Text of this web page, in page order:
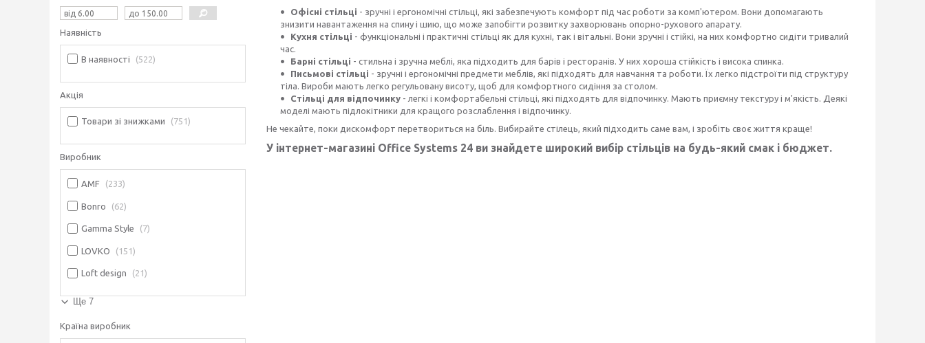
Офісні стільці - зручні і ергономічні стільці, які забезпечують комфорт під час роботи за комп'ютером. Вони допомагають
знизити навантаження на спину і шию, що може запобігти розвитку захворювань опорно-рухового апарату.
Кухня стільці - функціональні і практичні стільці як для кухні, так і вітальні. Вони зручні і стійкі, на них комфортно сидіти тривалий
час.
Барні стільці - стильна і зручна меблі, яка підходить для барів і ресторанів. У них хороша стійкість і висока спинка.
Письмові стільці - зручні і ергономічні предмети меблів, які підходять для навчання та роботи. Їх легко підстроїти під структуру
тіла. Вироби мають легко регульовану висоту, щоб для комфортного сидіння за столом.
Стільці для відпочинку - легкі і комфортабельні стільці, які підходять для відпочинку. Мають приємну текстуру і м'якість. Деякі
моделі мають підлокітники для кращого розслаблення і відпочинку.
Не чекайте, поки дискомфорт перетвориться на біль. Вибирайте стілець, який підходить саме вам, і зробіть своє життя краще!
У інтернет-магазині Office Systems 24 ви знайдете широкий вибір стільців на будь-який смак і бюджет.
Наявність
В наявності 522
Акція
Товари зі знижками 751
Виробник
AMF 233
Bonro 62
Gamma Style 7
LOVKO 151
Loft design 21
Ще 7
Країна виробник